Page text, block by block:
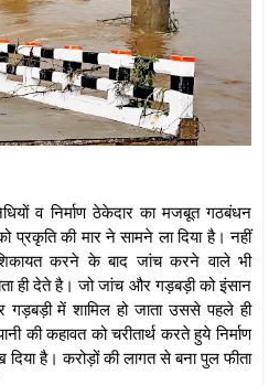
व निर्माण ठेकेदार का मजबूत गठबंधन
की मार ने सामने ला दिया है। नहीं
शिकायत करने के बाद जांच करने वाले भी
ही देते है। जो जांच और गड़बड़ी को इंसान
में शामिल हो जाता उससे पहले ही
की कहावत को चरीतार्थ करते हुये निर्माण
है। करोड़ों की लागत से बना पुल फीता